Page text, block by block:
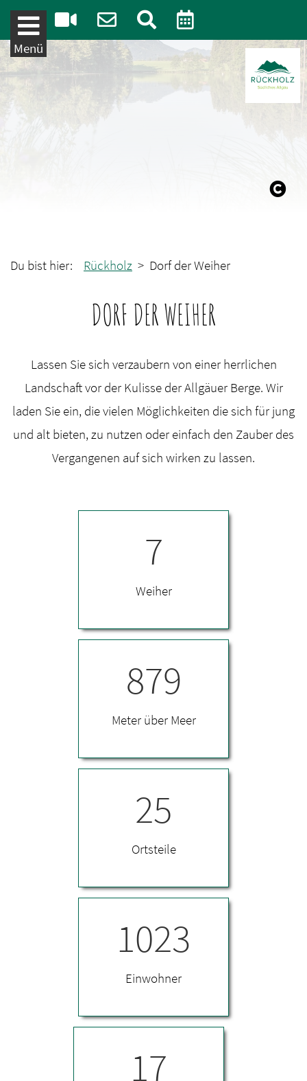
Weiter zum Inhalt
Menü
Du bist hier: Rückholz > Dorf der Weiher
DORF DER WEIHER
Lassen Sie sich verzaubern von einer herrlichen
Landschaft vor der Kulisse der Allgäuer Berge. Wir
laden Sie ein, die vielen Möglichkeiten die sich für jung
und alt bieten, zu nutzen oder einfach den Zauber des
Vergangenen auf sich wirken zu lassen.
7
Weiher
879
Meter über Meer
25
Ortsteile
1023
Einwohner
17